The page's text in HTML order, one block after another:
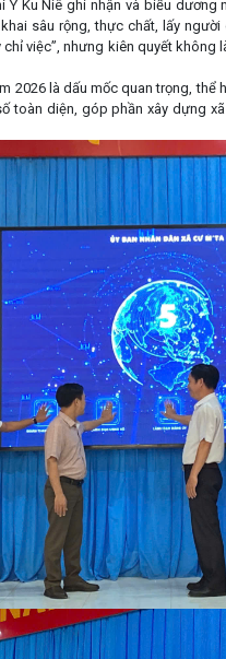
Y Ku Niê ghi nhận và biểu
sâu rộng, thực chất, lấy
việc”, nhưng kiên quyết
2026 là dấu mốc quan trọng,
toàn diện, góp phần xây dựng